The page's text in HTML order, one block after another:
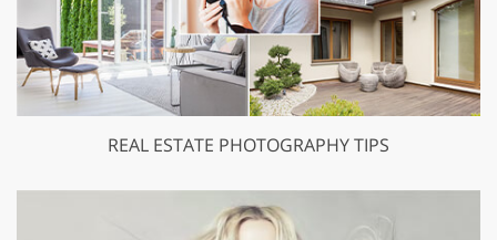
REAL ESTATE PHOTOGRAPHY TIPS